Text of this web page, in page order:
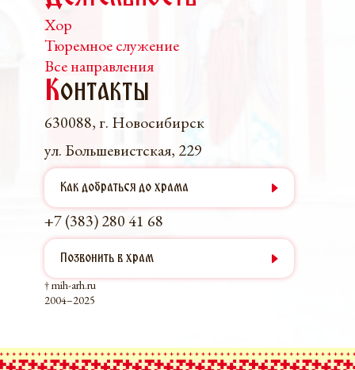
Хор
Тюремное служение
Все направления
Контакты
630088, г. Новосибирск
ул. Большевистская, 229
Как добраться до храма
+7 (383) 280 41 68
Позвонить в храм
† mih-arh.ru
2004–2025